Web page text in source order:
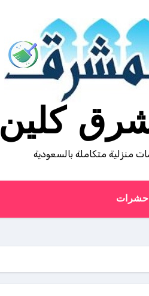
كلين
منزلية متكاملة بالسعودية
حشرات